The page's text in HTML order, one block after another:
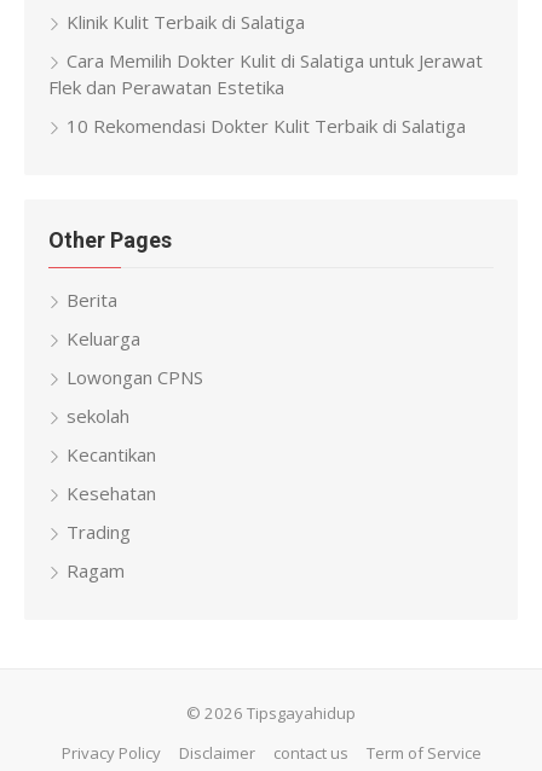
Klinik Kulit Terbaik di Salatiga
Cara Memilih Dokter Kulit di Salatiga untuk Jerawat
Flek dan Perawatan Estetika
10 Rekomendasi Dokter Kulit Terbaik di Salatiga
Other Pages
Berita
Keluarga
Lowongan CPNS
sekolah
Kecantikan
Kesehatan
Trading
Ragam
© 2026 Tipsgayahidup
Privacy Policy
Disclaimer contact us Term of Service